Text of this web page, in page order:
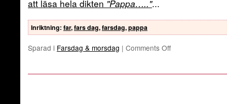
att läsa hela dikten "Pappa….."...
Inriktning: far,fars dag,farsdag,pappa
Sparad i Farsdag & morsdag | Comments Off